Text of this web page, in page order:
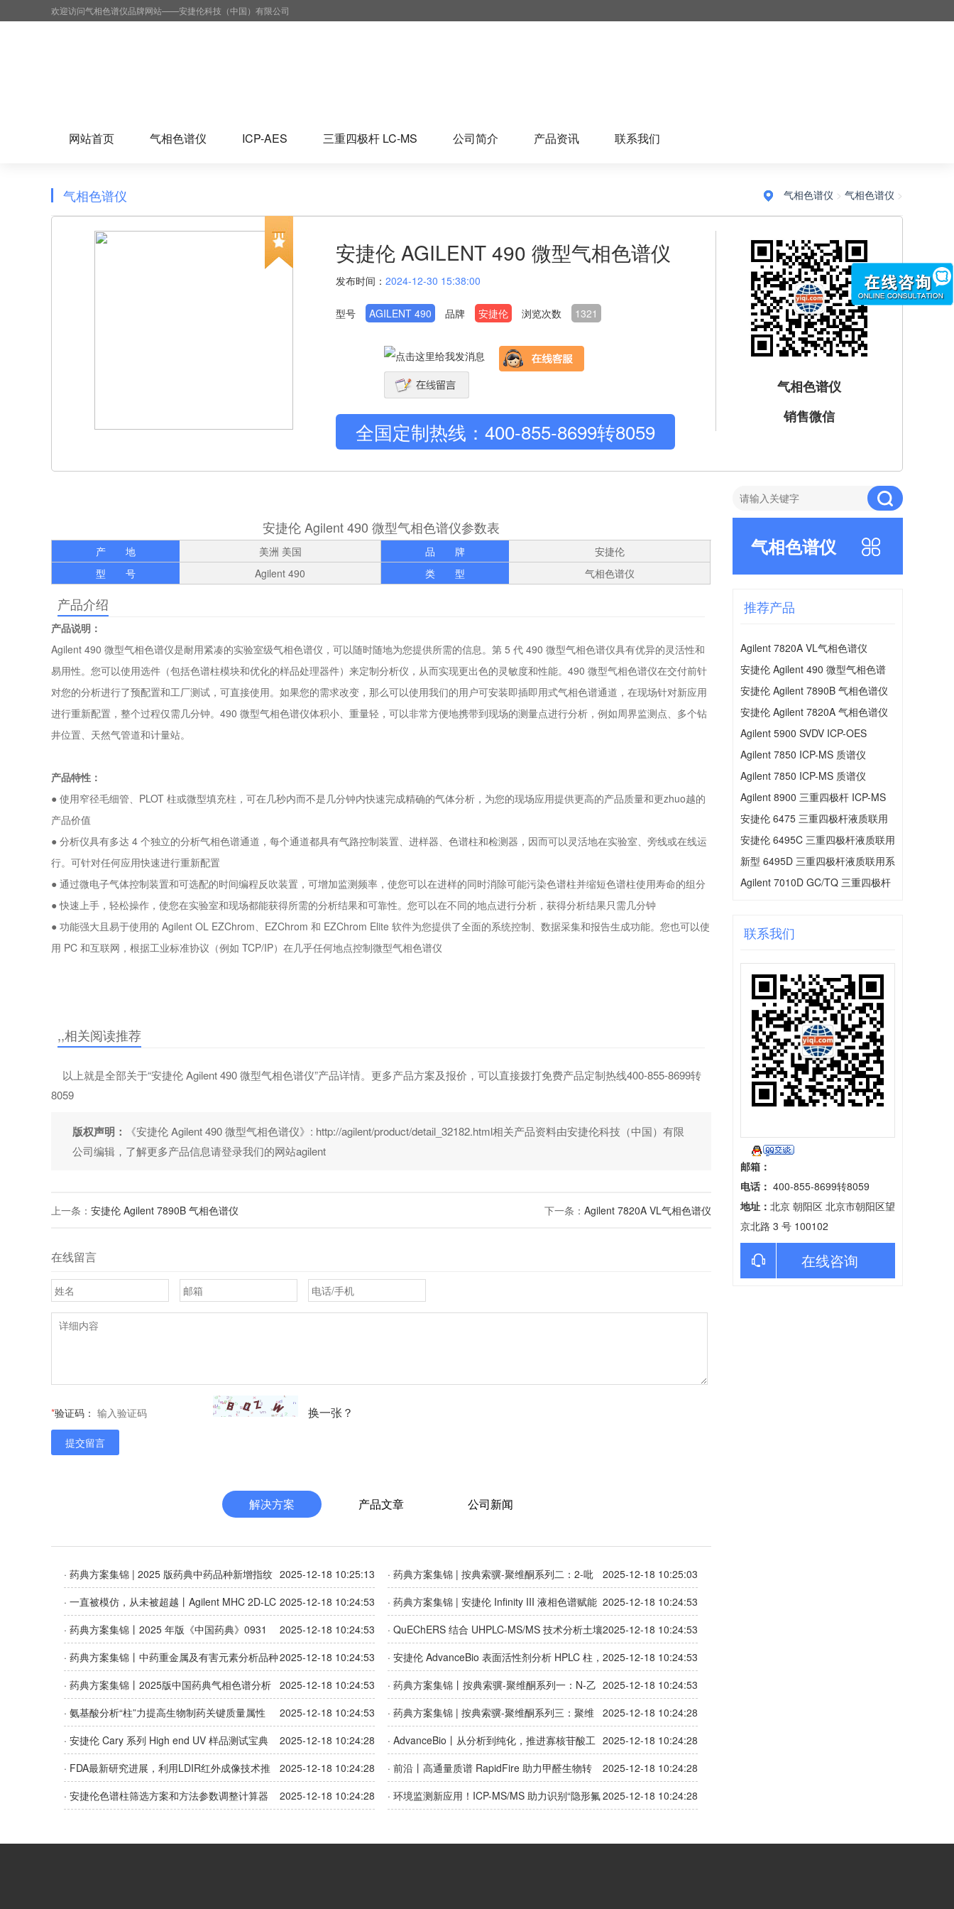
欢迎访问气相色谱仪品牌网站——安捷伦科技（中国）有限公司
网站首页 气相色谱仪 ICP-AES 三重四极杆 LC-MS 公司简介 产品资讯 联系我们
气相色谱仪 > 气相色谱仪 >
气相色谱仪
安捷伦 AGILENT 490 微型气相色谱仪
发布时间： 2024-12-30 15:38:00
型号 AGILENT 490 品牌 安捷伦 浏览次数 1321
全国定制热线：400-855-8699转8059
气相色谱仪
销售微信
安捷伦 Agilent 490 微型气相色谱仪参数表
产 地 美洲 美国 品 牌
安捷伦
型 号
Agilent 490 类 型 气相色谱仪
产品介绍
产品说明：
Agilent 490 微型气相色谱仪是耐用紧凑的实验室级气相色谱仪，可以随时随地为您提供所需的信息。第 5 代 490 微型气相色谱仪具有优异的灵活性和
易用性。您可以使用选件（包括色谱柱模块和优化的样品处理器件）来定制分析仪，从而实现更出色的灵敏度和性能。490 微型气相色谱仪在交付前针
对您的分析进行了预配置和工厂测试，可直接使用。如果您的需求改变，那么可以使用我们的用户可安装即插即用式气相色谱通道，在现场针对新应用
进行重新配置，整个过程仅需几分钟。490 微型气相色谱仪体积小、重量轻，可以非常方便地携带到现场的测量点进行分析，例如周界监测点、多个钻
井位置、天然气管道和计量站。
产品特性：
● 使用窄径毛细管、PLOT 柱或微型填充柱，可在几秒内而不是几分钟内快速完成精确的气体分析，为您的现场应用提供更高的产品质量和更zhuo越的
产品价值
● 分析仪具有多达 4 个独立的分析气相色谱通道，每个通道都具有气路控制装置、进样器、色谱柱和检测器，因而可以灵活地在实验室、旁线或在线运
行。可针对任何应用快速进行重新配置
● 通过微电子气体控制装置和可选配的时间编程反吹装置，可增加监测频率，使您可以在进样的同时消除可能污染色谱柱并缩短色谱柱使用寿命的组分
● 快速上手，轻松操作，使您在实验室和现场都能获得所需的分析结果和可靠性。您可以在不同的地点进行分析，获得分析结果只需几分钟
● 功能强大且易于使用的 Agilent OL EZChrom、EZChrom 和 EZChrom Elite 软件为您提供了全面的系统控制、数据采集和报告生成功能。您也可以使
用 PC 和互联网，根据工业标准协议（例如 TCP/IP）在几乎任何地点控制微型气相色谱仪
,,相关阅读推荐
以上就是全部关于“安捷伦 Agilent 490 微型气相色谱仪”产品详情。更多产品方案及报价，可以直接拨打免费产品定制热线400-855-8699转
8059
版权声明：
《安捷伦 Agilent 490 微型气相色谱仪》: http://agilent/product/detail_32182.html相关产品资料由安捷伦科技（中国）有限
公司编辑，了解更多产品信息请登录我们的网站agilent
上一条： 安捷伦 Agilent 7890B 气相色谱仪 下一条： Agilent 7820A VL气相色谱仪
在线留言
*验证码： 换一张？
提交留言
解决方案 产品文章 公司新闻
2025-12-18 10:25:13
· 药典方案集锦 | 2025 版药典中药品种新增指纹
图谱检测项，你准备好了吗？
2025-12-18 10:25:03
· 药典方案集锦 | 按典索骥-聚维酮系列二：2-吡
咯烷酮方法深度解析
2025-12-18 10:24:53
· 一直被模仿，从未被超越丨Agilent MHC 2D-LC
/MS 液质联用技术专题 2 - 多肽和寡核苷酸药学研究
2025-12-18 10:24:53
· 药典方案集锦 | 安捷伦 Infinity III 液相色谱赋能
中药特征图谱分析，又快、又准、又省
2025-12-18 10:24:53
· 药典方案集锦丨2025 年版《中国药典》0931
溶出度与释放度测试法更新解读
2025-12-18 10:24:53
· QuEChERS 结合 UHPLC-MS/MS 技术分析土壤
中的 59 种抗生素
2025-12-18 10:24:53
· 药典方案集锦丨中药重金属及有害元素分析品种
倍增，效率如何翻番
2025-12-18 10:24:53
· 安捷伦 AdvanceBio 表面活性剂分析 HPLC 柱，
驱动生物制药进程
2025-12-18 10:24:53
· 药典方案集锦丨2025版中国药典气相色谱分析
及溶剂残留通则新变化及分析策略更新
2025-12-18 10:24:53
· 药典方案集锦丨按典索骥-聚维酮系列一：N-乙
烯-2-吡咯烷酮分析方法深度解析
2025-12-18 10:24:53
· 氨基酸分析“柱”力提高生物制药关键质量属性 2025-12-18 10:24:28
· 药典方案集锦 | 按典索骥-聚维酮系列三：聚维
酮药典新增甲酸方法深度解析
2025-12-18 10:24:28
· 安捷伦 Cary 系列 High end UV 样品测试宝典 2025-12-18 10:24:28
· AdvanceBio丨从分析到纯化，推进寡核苷酸工
作流程
2025-12-18 10:24:28
· FDA最新研究进展，利用LDIR红外成像技术推
进药物片剂分析工作
2025-12-18 10:24:28
· 前沿丨高通量质谱 RapidFire 助力甲醛生物转
化，加速一碳生物制造
2025-12-18 10:24:28
· 安捷伦色谱柱筛选方案和方法参数调整计算器
2025-12-18 10:24:28
· 环境监测新应用！ICP-MS/MS 助力识别“隐形氟
气相色谱仪
推荐产品
Agilent 7820A VL气相色谱仪
安捷伦 Agilent 490 微型气相色谱
仪
安捷伦 Agilent 7890B 气相色谱仪
安捷伦 Agilent 7820A 气相色谱仪
Agilent 5900 SVDV ICP-OES
Agilent 7850 ICP-MS 质谱仪
Agilent 7850 ICP-MS 质谱仪
Agilent 8900 三重四极杆 ICP-MS
安捷伦 6475 三重四极杆液质联用
仪
安捷伦 6495C 三重四极杆液质联用
系统
新型 6495D 三重四极杆液质联用系
统
Agilent 7010D GC/TQ 三重四极杆
联系我们
邮箱：
电话： 400-855-8699转8059
地址： 北京 朝阳区 北京市朝阳区望
京北路 3 号 100102
在线咨询